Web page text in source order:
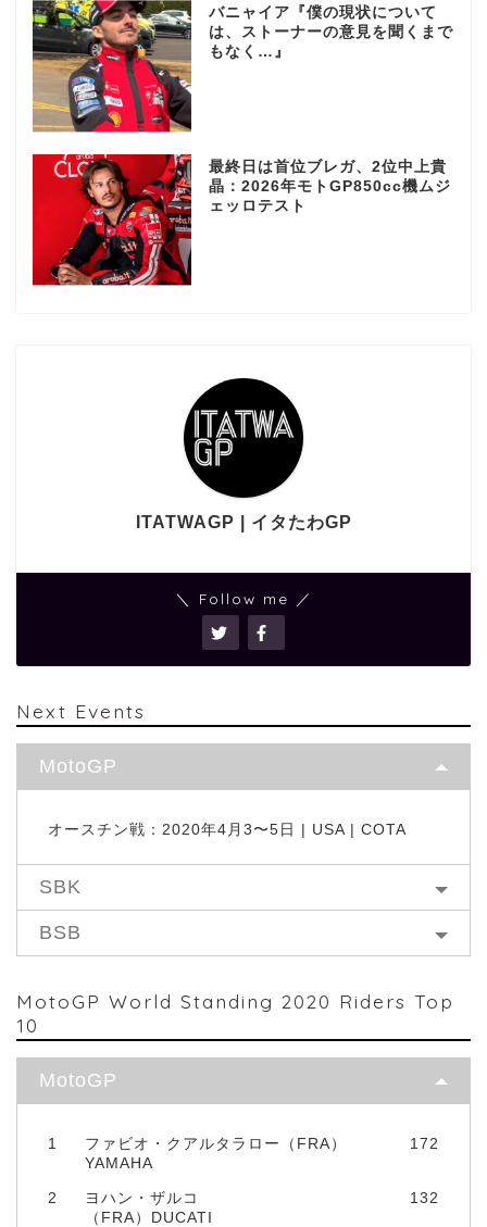
バニャイア『僕の現状について
は、ストーナーの意見を聞くまで
もなく…』
最終日は首位ブレガ、2位中上貴
晶：2026年モトGP850cc機ムジ
ェッロテスト
ITATWAGP | イタたわGP
＼ Follow me ／
Next Events
MotoGP
オースチン戦：2020年4月3〜5日 | USA | COTA
SBK
BSB
MotoGP World Standing 2020 Riders Top
10
MotoGP
1
ファビオ・クアルタラロー（FRA）
YAMAHA
172
2
ヨハン・ザルコ
（FRA）DUCATI
132